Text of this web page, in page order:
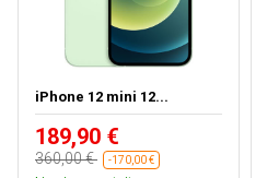
iPhone 12 mini 12...
189,90 €
360,00 € -170,00 €